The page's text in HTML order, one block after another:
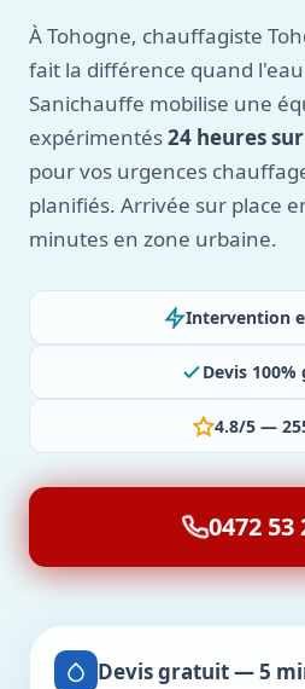
À Tohogne, chauffagiste
fait la différence quand
Sanichauffe mobilise une
expérimentés24 heures
pour vos urgences
planifiés. Arrivée sur place
minutes en zone urbaine.
Intervention
Devis
4.8/5 —
0472 53
Devis gratuit — 5